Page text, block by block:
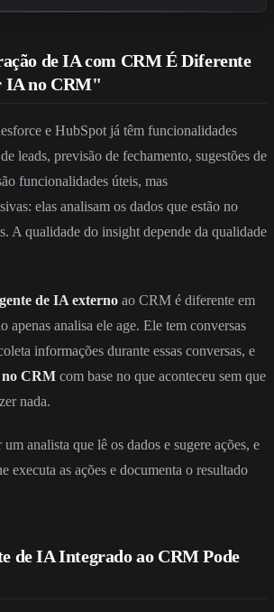
de IA com CRM É Diferente
IA no CRM"
e HubSpot já têm funcionalidades
leads, previsão de fechamento, sugestões de
funcionalidades úteis, mas
elas analisam os dados que estão no
A qualidade do insight depende da qualidade
de IA externo ao CRM é diferente em
apenas analisa ele age. Ele tem conversas
informações durante essas conversas, e
no CRM com base no que aconteceu sem que
nada.
analista que lê os dados e sugere ações, e
executa as ações e documenta o resultado
de IA Integrado ao CRM Pode